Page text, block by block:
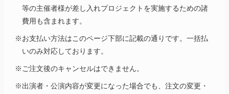
等の主催者様が差し入れプロジェクトを実施するための諸
費用も含まれます。
※お支払い方法はこのページ下部に記載の通りです。一括払
いのみ対応しております。
※ご注文後のキャンセルはできません。
※出演者・公演内容が変更になった場合でも、注文の変更・